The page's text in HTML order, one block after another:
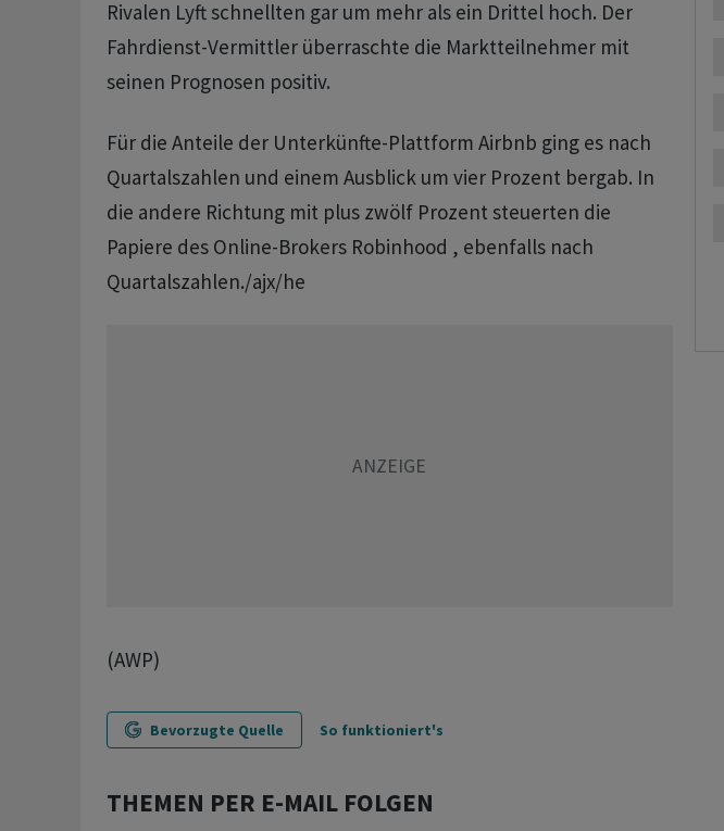
Rivalen Lyft schnellten gar um mehr als ein Drittel hoch. Der
Fahrdienst-Vermittler überraschte die Marktteilnehmer mit
seinen Prognosen positiv.
Für die Anteile der Unterkünfte-Plattform Airbnb ging es nach
Quartalszahlen und einem Ausblick um vier Prozent bergab. In
die andere Richtung mit plus zwölf Prozent steuerten die
Papiere des Online-Brokers Robinhood , ebenfalls nach
Quartalszahlen./ajx/he
(AWP)
Bevorzugte Quelle So funktioniert's
THEMEN PER E-MAIL FOLGEN